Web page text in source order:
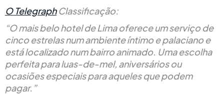
O TelegraphClassificação:
“O mais belo hotel de Lima oferece um serviço de
cinco estrelas num ambiente íntimo e palaciano e
está localizado num bairro animado. Uma escolha
perfeita para luas-de-mel, aniversários ou
ocasiões especiais para aqueles que podem
pagar.”